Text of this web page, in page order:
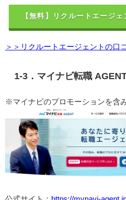
【無料】リクルートエージ
＞＞リクルートエージェントの口
1-3．マイナビ転職
※マイナビのプロモーションを含